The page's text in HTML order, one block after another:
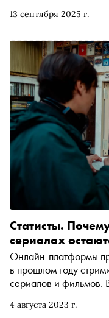
13 сентября 2025 г.
4 августа 2023 г.
Статисты.
сериалах
Онлайн-платформы
в прошлом году
сериалов и фильмов.
несмотря на явный